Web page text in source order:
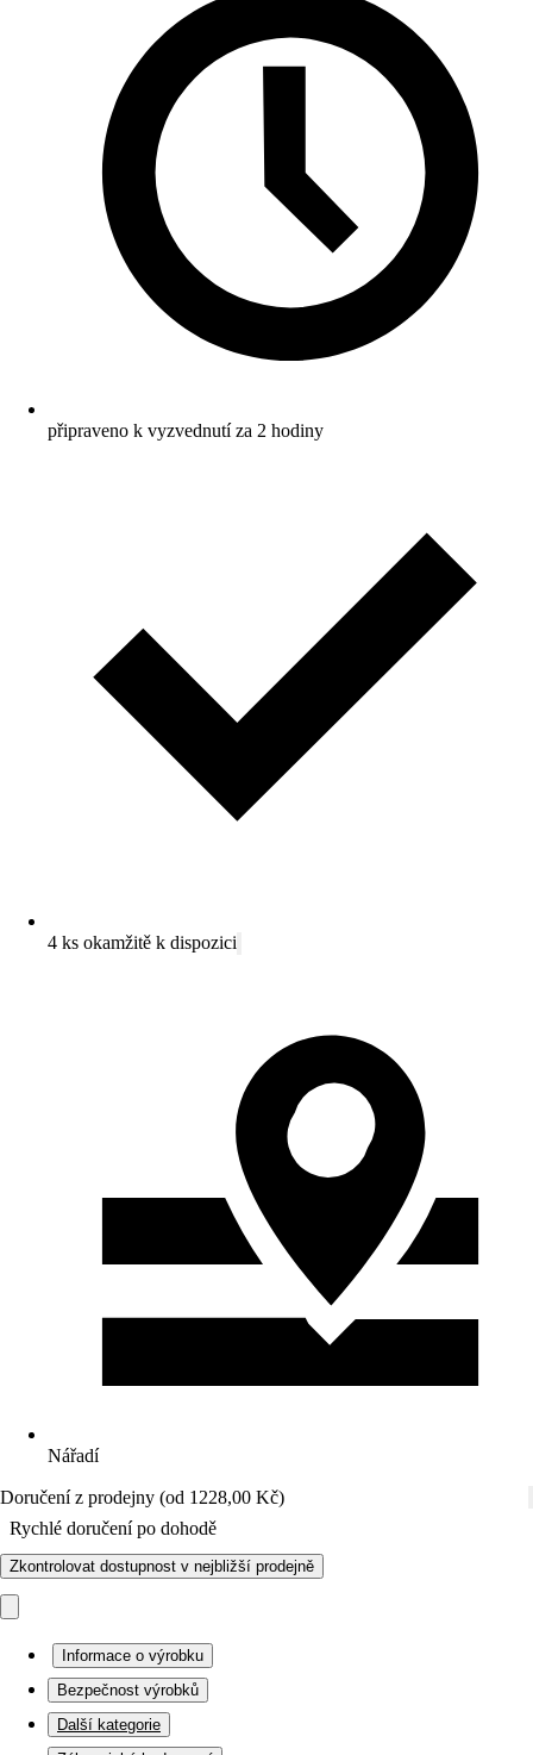
připraveno k vyzvednutí za 2 hodiny
4 ks okamžitě k dispozici
Nářadí
Doručení z prodejny (od 1228,00 Kč)
Rychlé doručení po dohodě
Zkontrolovat dostupnost v nejbližší prodejně
Informace o výrobku
Bezpečnost výrobků
Další kategorie